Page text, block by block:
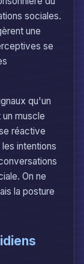
sociales.
une
se
qu'un
muscle
réactive
intentions
On ne
la posture